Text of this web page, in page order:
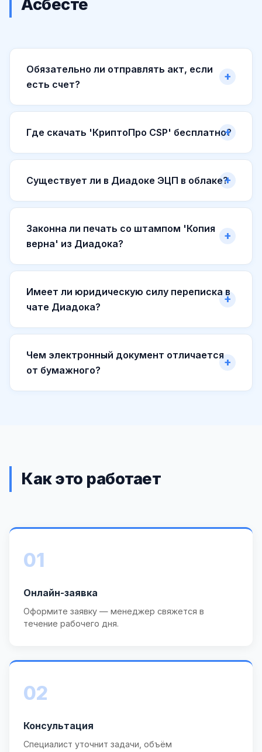
Асбесте
Обязательно ли отправлять акт, если
есть счет?
Где скачать 'КриптоПро CSP' бесплатно?
Существует ли в Диадоке ЭЦП в облаке?
Законна ли печать со штампом 'Копия
верна' из Диадока?
Имеет ли юридическую силу переписка в
чате Диадока?
Чем электронный документ отличается
от бумажного?
Как это работает
01
Онлайн-заявка
Оформите заявку — менеджер свяжется в
течение рабочего дня.
02
Консультация
Специалист уточнит задачи, объём